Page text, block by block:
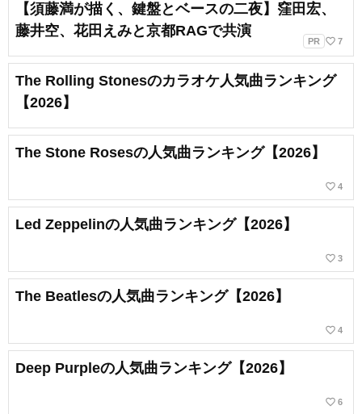
【須藤満が描く、鍵盤とベースの二夜】窪田宏、
藤井空、花田えみと京都RAGで共演
PR favorite_border 7
The Rolling Stonesのカラオケ人気曲ランキング
【2026】
The Stone Rosesの人気曲ランキング【2026】
favorite_border 4
Led Zeppelinの人気曲ランキング【2026】
favorite_border 3
The Beatlesの人気曲ランキング【2026】
favorite_border 4
Deep Purpleの人気曲ランキング【2026】
favorite_border 6